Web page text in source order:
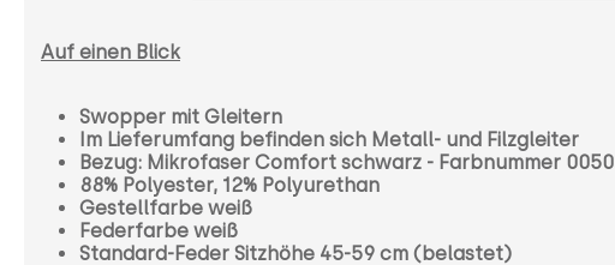
Auf einen Blick
Swopper mit Gleitern
Im Lieferumfang befinden sich Metall- und Filzgleiter
Bezug: Mikrofaser Comfort schwarz - Farbnummer 0050
88% Polyester, 12% Polyurethan
Gestellfarbe weiß
Federfarbe weiß
Standard-Feder Sitzhöhe 45-59 cm (belastet)